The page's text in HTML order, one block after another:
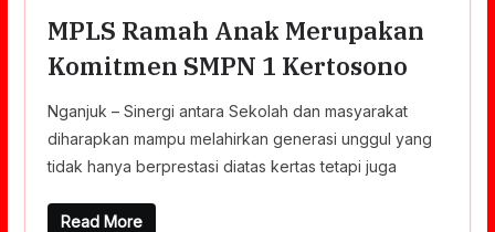
MPLS Ramah Anak Merupakan
Komitmen SMPN 1 Kertosono
Nganjuk – Sinergi antara Sekolah dan masyarakat
diharapkan mampu melahirkan generasi unggul yang
tidak hanya berprestasi diatas kertas tetapi juga
Read More